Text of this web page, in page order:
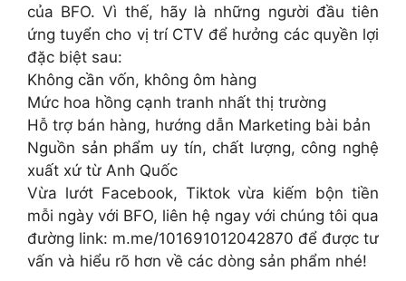
của BFO. Vì thế, hãy là những người đầu tiên
ứng tuyển cho vị trí CTV để hưởng các quyền lợi
đặc biệt sau:
Không cần vốn, không ôm hàng
Mức hoa hồng cạnh tranh nhất thị trường
Hỗ trợ bán hàng, hướng dẫn Marketing bài bản
Nguồn sản phẩm uy tín, chất lượng, công nghệ
xuất xứ từ Anh Quốc
Vừa lướt Facebook, Tiktok vừa kiếm bộn tiền
mỗi ngày với BFO, liên hệ ngay với chúng tôi qua
đường link: m.me/101691012042870 để được tư
vấn và hiểu rõ hơn về các dòng sản phẩm nhé!